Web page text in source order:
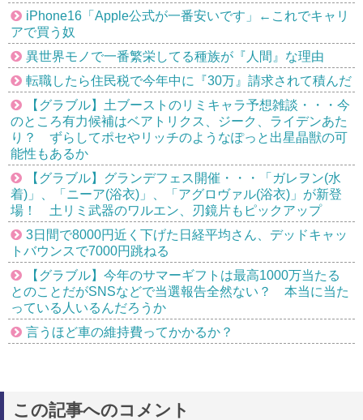
iPhone16「Apple公式が一番安いです」←これでキャリ
アで買う奴
異世界モノで一番繁栄してる種族が『人間』な理由
転職したら住民税で今年中に『30万』請求されて積んだ
【グラブル】土ブーストのリミキャラ予想雑談・・・今
のところ有力候補はベアトリクス、ジーク、ライデンあた
り？ ずらしてポセやリッチのようなぽっと出星晶獣の可
能性もあるか
【グラブル】グランデフェス開催・・・「ガレヲン(水
着)」、「ニーア(浴衣)」、「アグロヴァル(浴衣)」が新登
場！ 土リミ武器のワルエン、刃鏡片もピックアップ
3日間で8000円近く下げた日経平均さん、デッドキャッ
トバウンスで7000円跳ねる
【グラブル】今年のサマーギフトは最高1000万当たる
とのことだがSNSなどで当選報告全然ない？ 本当に当た
っている人いるんだろうか
言うほど車の維持費ってかかるか？
この記事へのコメント